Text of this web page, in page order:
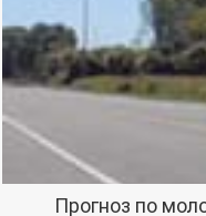
Прогноз по